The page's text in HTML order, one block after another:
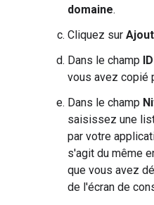
domaine.
Cliquez sur
Dans le champ
vous avez copié
Dans le champ
saisissez une
par votre
s'agit du même
que vous avez
de l'écran de